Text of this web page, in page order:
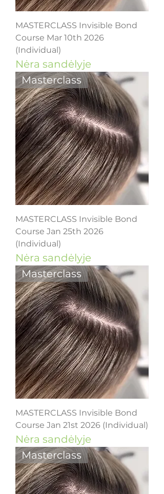
MASTERCLASS Invisible Bond
Course Mar 10th 2026
(Individual)
Nėra sandėlyje
Masterclass
MASTERCLASS Invisible Bond
Course Jan 25th 2026
(Individual)
Nėra sandėlyje
Masterclass
MASTERCLASS Invisible Bond
Course Jan 21st 2026 (Individual)
Nėra sandėlyje
Masterclass